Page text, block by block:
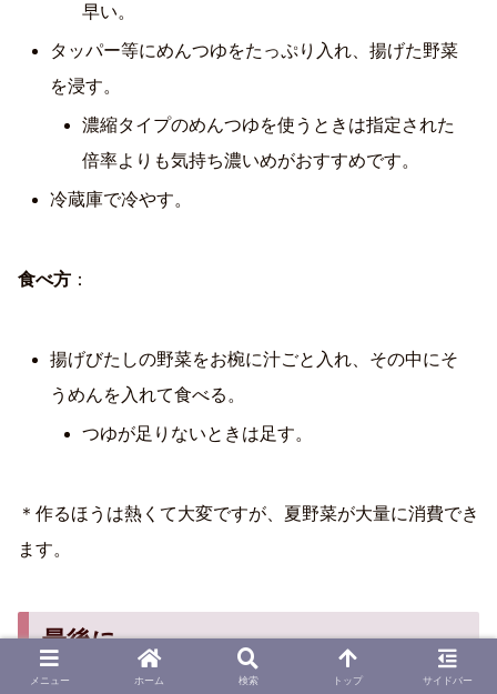
早い。
タッパー等にめんつゆをたっぷり入れ、揚げた野菜
を浸す。
濃縮タイプのめんつゆを使うときは指定された
倍率よりも気持ち濃いめがおすすめです。
冷蔵庫で冷やす。
食べ方 ：
揚げびたしの野菜をお椀に汁ごと入れ、その中にそ
うめんを入れて食べる。
つゆが足りないときは足す。
＊作るほうは熱くて大変ですが、夏野菜が大量に消費でき
ます。
最後に
メニュー ホーム 検索 トップ サイドバー